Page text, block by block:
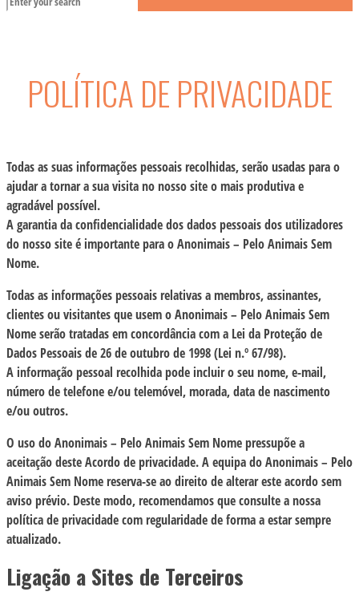
POLÍTICA DE PRIVACIDADE
Todas as suas informações pessoais recolhidas, serão usadas para o
ajudar a tornar a sua visita no nosso site o mais produtiva e
agradável possível.
A garantia da confidencialidade dos dados pessoais dos utilizadores
do nosso site é importante para o Anonimais – Pelo Animais Sem
Nome.
Todas as informações pessoais relativas a membros, assinantes,
clientes ou visitantes que usem o Anonimais – Pelo Animais Sem
Nome serão tratadas em concordância com a Lei da Proteção de
Dados Pessoais de 26 de outubro de 1998 (Lei n.º 67/98).
A informação pessoal recolhida pode incluir o seu nome, e-mail,
número de telefone e/ou telemóvel, morada, data de nascimento
e/ou outros.
O uso do Anonimais – Pelo Animais Sem Nome pressupõe a
aceitação deste Acordo de privacidade. A equipa do Anonimais – Pelo
Animais Sem Nome reserva-se ao direito de alterar este acordo sem
aviso prévio. Deste modo, recomendamos que consulte a nossa
política de privacidade com regularidade de forma a estar sempre
atualizado.
Ligação a Sites de Terceiros